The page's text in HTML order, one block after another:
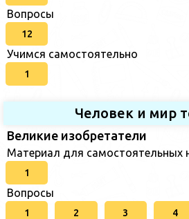
Вопросы
12
Учимся самостоятельно
1
Человек и мир
Великие изобретатели
Материал для самостоятельных
1
Вопросы
1 2 3 4